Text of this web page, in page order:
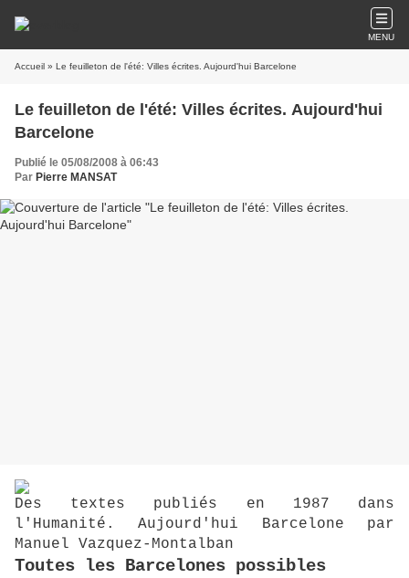
MENU
Accueil » Le feuilleton de l'été: Villes écrites. Aujourd'hui Barcelone
Le feuilleton de l'été: Villes écrites. Aujourd'hui
Barcelone
Publié le 05/08/2008 à 06:43
Par Pierre MANSAT
Des textes publiés en 1987 dans
l'Humanité. Aujourd'hui Barcelone par
Manuel Vazquez-Montalban
Toutes les Barcelones possibles